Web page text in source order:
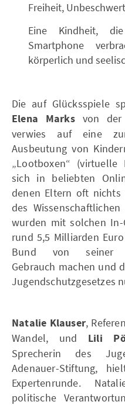
Freiheit,
Eine Kindheit,
Smartphone
körperlich und
Die auf Glücksspiele
Elena Marksvon der
verwies auf eine
Ausbeutung von
„Lootboxen“ (virtuelle
sich in beliebten
denen Eltern oft nichts
des
wurden mit solchen In-
rund 5,5 Milliarden
Bund von seiner
Gebrauch machen und
Jugendschutzgesetzes
Natalie Klauser,
Wandel, und Lili
Sprecherin des
Adenauer-Stiftung,
Expertenrunde.
politische